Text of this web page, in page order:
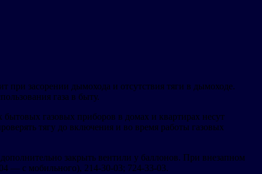
при засорении дымохода и отсутствия тяги в дымоходе.
газа в быту.
бытовых газовых приборов в домах и квартирах несут
тягу до включения и во время работы газовых
закрыть вентили у баллонов. При внезапном
— с мобильного), 214-30-03; 724-33-03.